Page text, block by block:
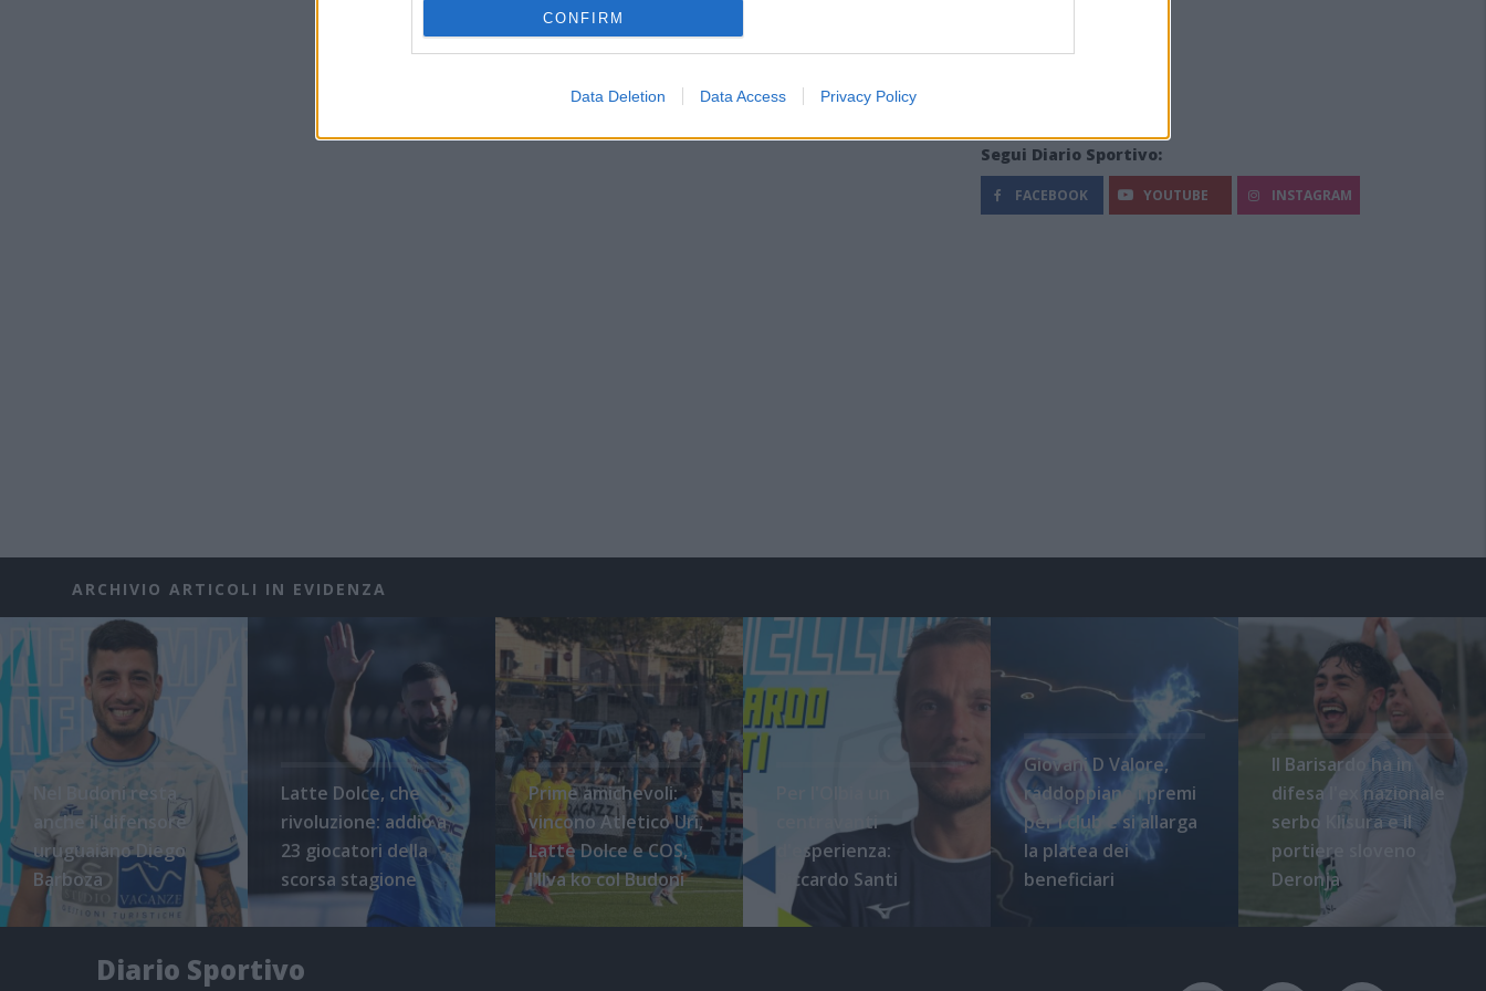
CONFIRM
Data Deletion Data Access Privacy Policy
Segui Diario Sportivo:
FACEBOOK YOUTUBE INSTAGRAM
ARCHIVIO ARTICOLI IN EVIDENZA
Nel Budoni resta
anche il difensore
uruguaiano Diego
Barboza
Latte Dolce, che
rivoluzione: addio a
23 giocatori della
scorsa stagione
Prime amichevoli:
vincono Atletico Uri,
Latte Dolce e COS,
l'Ilva ko col Budoni
centravanti
d'esperienza:
Riccardo Santi
Giovani D Valore,
raddoppiano i premi
per i club e si allarga
la platea dei
beneficiari
Il Barisardo ha in
difesa l'ex nazionale
serbo Klisura e il
portiere sloveno
Deronja
Diario Sportivo